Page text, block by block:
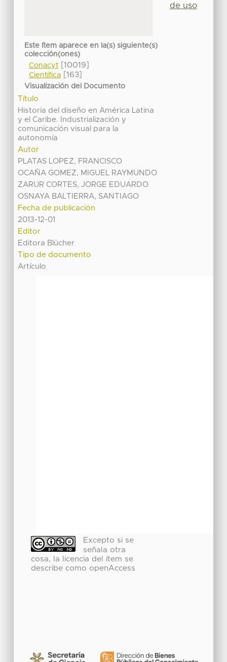
Este ítem aparece en la(s) siguiente(s)
colección(ones)
Conacyt[10019]
Científica[163]
Visualización del Documento
Título
Historia del diseño en América Latina
y el Caribe. Industrialización y
comunicación visual para la
autonomía
Autor
PLATAS LOPEZ, FRANCISCO
OCAÑA GOMEZ, MIGUEL RAYMUNDO
ZARUR CORTES, JORGE EDUARDO
OSNAYA BALTIERRA, SANTIAGO
Fecha de publicación
2013-12-01
Editor
Editora Blücher
Tipo de documento
Artículo
Excepto si se
señala otra
cosa, la licencia del ítem se
describe como openAccess
de uso